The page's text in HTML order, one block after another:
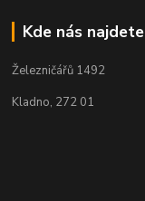
Kde nás najdete
Železničářů 1492
Kladno, 272 01